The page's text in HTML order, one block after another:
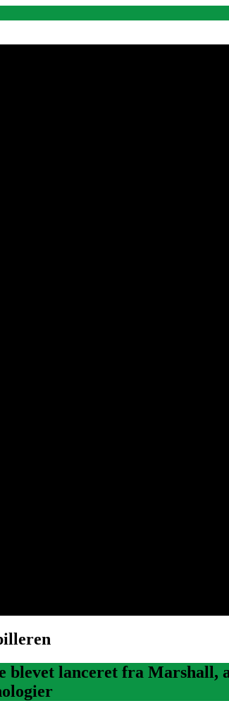
lanceret fra Marshall,